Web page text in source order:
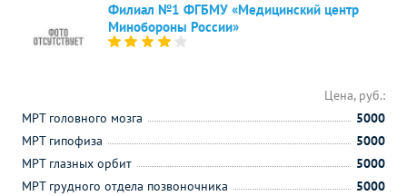
Филиал №1 ФГБМУ «Медицинский центр
Минобороны России»
Цена, руб.:
МРТ головного мозга
5000
МРТ гипофиза
5000
МРТ глазных орбит
5000
МРТ грудного отдела позвоночника
5000